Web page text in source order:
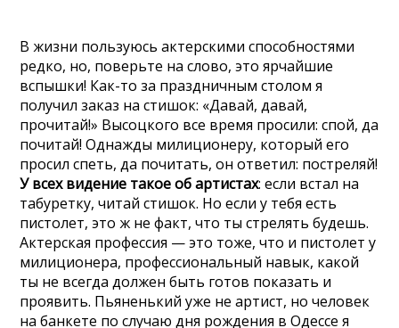
В жизни пользуюсь актерскими способностями
редко, но, поверьте на слово, это ярчайшие
вспышки! Как-то за праздничным столом я
получил заказ на стишок: «Давай, давай,
прочитай!» Высоцкого все время просили: спой, да
почитай! Однажды милиционеру, который его
просил спеть, да почитать, он ответил: постреляй!
У всех видение такое об артистах: если встал на
табуретку, читай стишок. Но если у тебя есть
пистолет, это ж не факт, что ты стрелять будешь.
Актерская профессия — это тоже, что и пистолет у
милиционера, профессиональный навык, какой
ты не всегда должен быть готов показать и
проявить. Пьяненький уже не артист, но человек
на банкете по случаю дня рождения в Одессе я